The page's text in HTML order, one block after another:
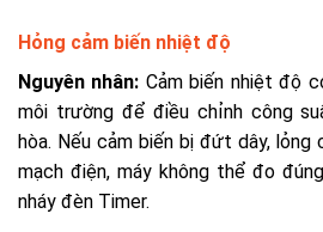
Hỏng cảm biến nhiệt độ
Nguyên nhân: Cảm biến nhiệt độ
môi trường để điều chỉnh công
hòa. Nếu cảm biến bị đứt dây, lỏng
mạch điện, máy không thể đo
nháy đèn Timer.